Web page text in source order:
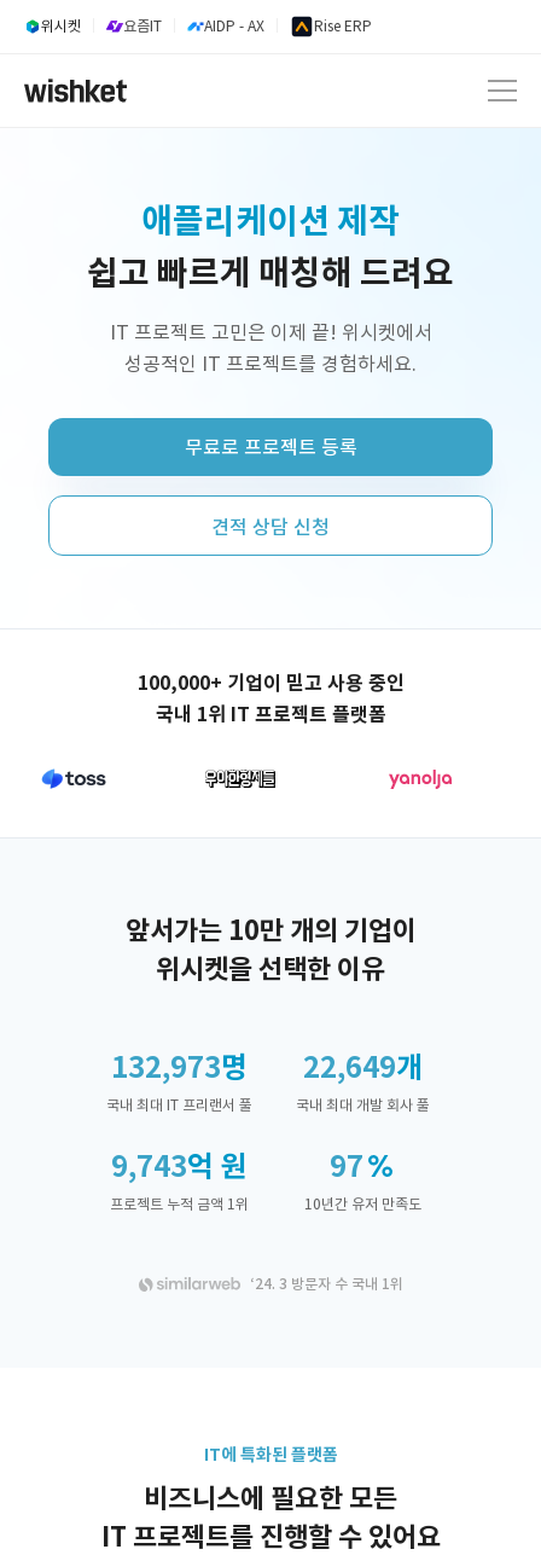
위시켓 요즘IT AIDP - AX Rise ERP
내부업무시스템 개발
웹 서비스 개발
AI 서비스 개발
정부지원사업 외주 개발
프리랜서 개발자 구인
플랫폼 제작
쇼핑몰 구축
쉽고 빠르게 매칭해 드려요
IT 프로젝트 고민은 이제 끝! 위시켓에서
성공적인 IT 프로젝트를 경험하세요.
무료로 프로젝트 등록
견적 상담 신청
100,000+ 기업이 믿고 사용 중인
국내 1위 IT 프로젝트 플랫폼
앞서가는 10만 개의 기업이
위시켓을 선택한 이유
132,973명
국내 최대 IT 프리랜서 풀
22,649개
국내 최대 개발 회사 풀
9,743억 원
프로젝트 누적 금액 1위
97
10년간 유저 만족도
‘24. 3 방문자 수 국내 1위
IT에 특화된 플랫폼
비즈니스에 필요한 모든
IT 프로젝트를 진행할 수 있어요